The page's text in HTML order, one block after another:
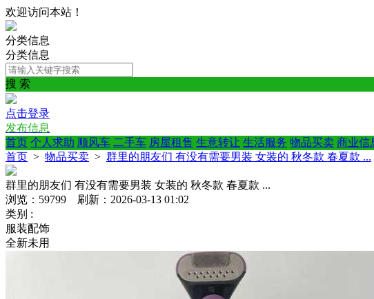
欢迎访问本站！
分类信息
分类信息
搜 索
点击登录
发布信息
首页 个人求助 顺风车 二手车 房屋租售 生意转让 生活服务 物品买卖 商业信
首页 > 物品买卖 > 群里的朋友们 有没有需要男装 女装的 秋冬款 春夏款 ...
群里的朋友们 有没有需要男装 女装的 秋冬款 春夏款 ...
浏览：59799 刷新：2026-03-13 01:02
类别 :
服装配饰
全新未用